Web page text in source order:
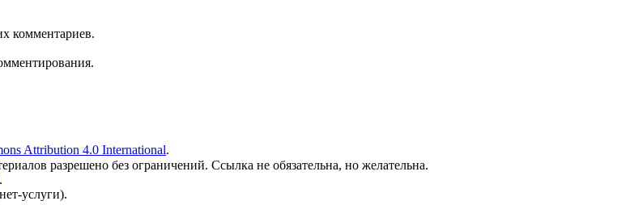
комментариев.
Attribution 4.0 International.
разрешено без ограничений. Ссылка не обязательна, но желательна.
.
услуги).